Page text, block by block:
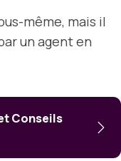
même, mais il
un agent en
Conseils